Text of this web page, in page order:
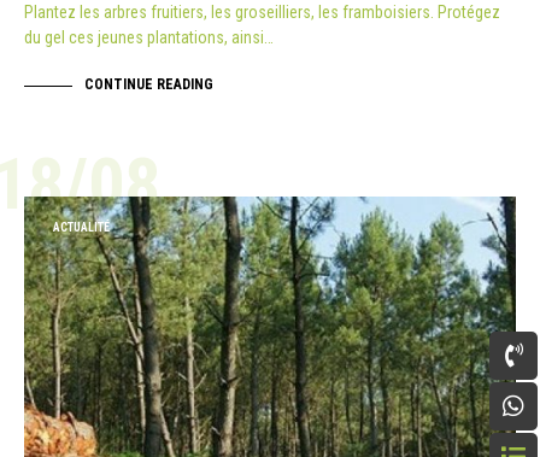
Plantez les arbres fruitiers, les groseilliers, les framboisiers. Protégez
du gel ces jeunes plantations, ainsi…
CONTINUE READING
08
ACTUALITÉ